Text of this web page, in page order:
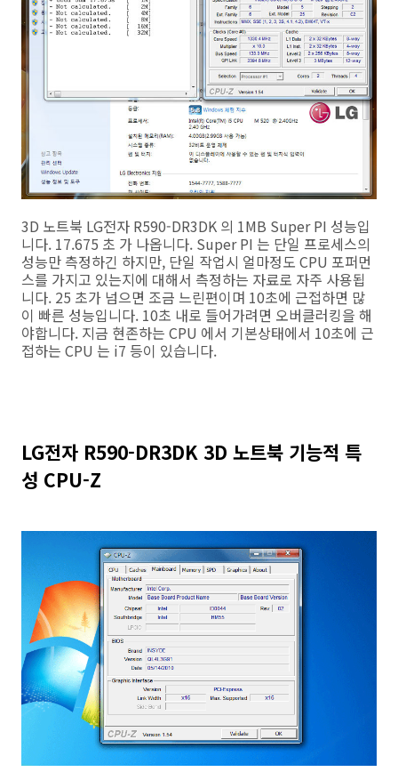
3D 노트북 LG전자 R590-DR3DK 의 1MB Super PI 성능입
니다. 17.675 초 가 나옵니다. Super PI 는 단일 프로세스의
성능만 측정하긴 하지만, 단일 작업시 얼마정도 CPU 포퍼먼
스를 가지고 있는지에 대해서 측정하는 자료로 자주 사용됩
니다. 25 초가 넘으면 조금 느린편이며 10초에 근접하면 많
이 빠른 성능입니다. 10초 내로 들어가려면 오버클러킹을 해
야합니다. 지금 현존하는 CPU 에서 기본상태에서 10초에 근
접하는 CPU 는 i7 등이 있습니다.
LG전자 R590-DR3DK 3D 노트북 기능적 특
성 CPU-Z